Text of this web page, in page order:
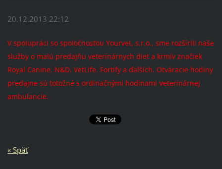
20.12.2013 22:12
V spolupráci so spoločnosťou Yourvet, s.r.o., sme rozšírili naše
služby o malú predajňu veterinárnych diet a krmív značiek
Royal Canine, N&D, VetLife, Fortify a ďalších. Otváracie hodiny
predajne sú totožné s ordinačnými hodinami Veterinárnej
ambulancie.
« Späť